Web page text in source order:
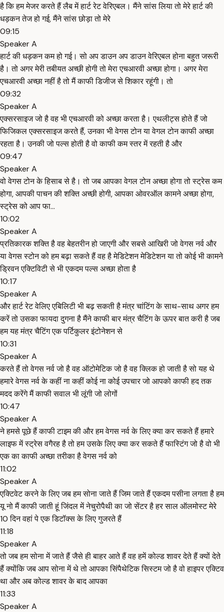
है कि हम मेजर करते हैं लैब में हार्ट रेट वेरिएबल। मैंने सांस लिया तो मेरे हार्ट की
धड़कन तेज हो गई, मैंने सांस छोड़ा तो मेरे
09:15
Speaker A
हार्ट की धड़कन कम हो गई। सो अप डाउन अप डाउन वेरिएबल होना बहुत जरूरी
है। तो अगर मेरी तबीयत अच्छी होगी तो मेरा एचआरवी अच्छा होगा। अगर मेरा
एचआरवी अच्छा नहीं है तो मैं काफी डिजीज से शिकार रहूंगी। तो
09:32
Speaker A
एक्सरसाइज जो है वह भी एचआरवी को अच्छा करता है। एथलीट्स होते हैं जो
फिजिकल एक्सरसाइज करते हैं, उनका भी वेगस टोन या वेगल टोन काफी अच्छा
रहता है। उनकी जो पल्स होती है वो काफी कम स्तर में रहती है और
09:47
Speaker A
वो वेगस टोन के हिसाब से है। तो जब आपका वेगल टोन अच्छा होगा तो स्ट्रेस कम
होगा, आपकी पाचन की शक्ति अच्छी होगी, आपका ओवरऑल कामने अच्छा होगा,
स्ट्रेस को आप फा...
10:02
Speaker A
प्रतिकारक शक्ति है वह बेहतरीन हो जाएगी और सबसे आखिरी जो वेगस नर्व और
या वेगस स्टोन को हम बढ़ा सकते हैं वह है मेडिटेशन मेडिटेशन या तो कोई भी कामने
ड्रिवन एक्टिविटी से भी एकदम पल्स अच्छा होता है
10:17
Speaker A
और हार्ट रेट वेलिए एबिलिटी भी बढ़ सकती है मंत्र चांटिंग के साथ-साथ अगर हम
करें तो उसका फायदा दुगना है मैंने काफी बार मंत्र चैटिंग के ऊपर बात करी है जब
हम यह मंत्र चैटिंग एक पर्टिकुलर इंटोनेशन से
10:31
Speaker A
करते हैं तो वेगस नर्व जो है वह ऑटोमेटिक जो है वह क्लिक हो जाती है सो यह थे
हमारे वेगस नर्व के कहीं ना कहीं कोई ना कोई उपचार जो आपको काफी हद तक
मदद करेंगे मैं काफी सवाल भी लूंगी जो लोगों
10:47
Speaker A
ने हमसे पूछे हैं काफी टाइम की और हम वेगस नर्व के लिए क्या कर सकते हैं हमारे
लाइफ में स्ट्रेस वगैरह है तो हम उसके लिए क्या कर सकते हैं फास्टिंग जो है वो भी
एक का काफी अच्छा तरीका है वेगस नर्व को
11:02
Speaker A
एक्टिवेट करने के लिए जब हम सोना जाते हैं जिम जाते हैं एकदम पसीना लगता है हम
यू नो मैं काफी जाती हूं जिंदल में नेचुरोपैथी का जो सेंटर है हर साल ऑलमोस्ट मेरे
10 दिन वहां पे एक डिटॉक्स के लिए गुजरते हैं
11:18
Speaker A
तो जब हम सोना में जाते हैं जैसे ही बाहर आते हैं वह हमें कोल्ड शावर देते हैं क्यों देते
हैं क्योंकि जब आप सोना में थे तो आपका सिंपैथेटिक सिस्टम जो है वो हाइपर एक्टिव
था और अब कोल्ड शावर के बाद आपका
11:33
Speaker A